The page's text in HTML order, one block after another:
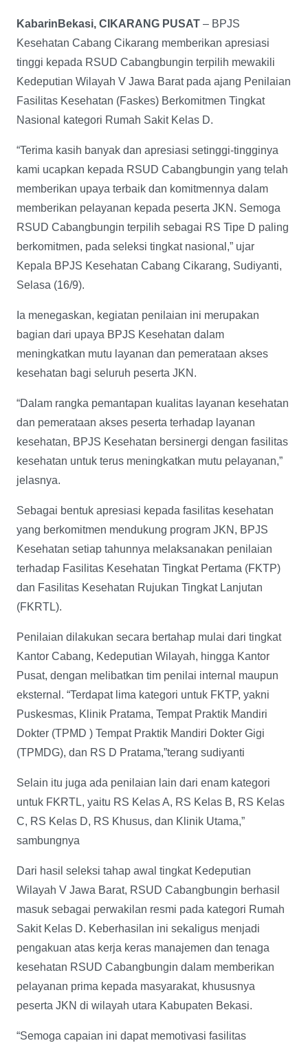
KabarinBekasi, CIKARANG PUSAT – BPJS
Kesehatan Cabang Cikarang memberikan apresiasi
tinggi kepada RSUD Cabangbungin terpilih mewakili
Kedeputian Wilayah V Jawa Barat pada ajang Penilaian
Fasilitas Kesehatan (Faskes) Berkomitmen Tingkat
Nasional kategori Rumah Sakit Kelas D.
“Terima kasih banyak dan apresiasi setinggi-tingginya
kami ucapkan kepada RSUD Cabangbungin yang telah
memberikan upaya terbaik dan komitmennya dalam
memberikan pelayanan kepada peserta JKN. Semoga
RSUD Cabangbungin terpilih sebagai RS Tipe D paling
berkomitmen, pada seleksi tingkat nasional,” ujar
Kepala BPJS Kesehatan Cabang Cikarang, Sudiyanti,
Selasa (16/9).
Ia menegaskan, kegiatan penilaian ini merupakan
bagian dari upaya BPJS Kesehatan dalam
meningkatkan mutu layanan dan pemerataan akses
kesehatan bagi seluruh peserta JKN.
“Dalam rangka pemantapan kualitas layanan kesehatan
dan pemerataan akses peserta terhadap layanan
kesehatan, BPJS Kesehatan bersinergi dengan fasilitas
kesehatan untuk terus meningkatkan mutu pelayanan,”
jelasnya.
Sebagai bentuk apresiasi kepada fasilitas kesehatan
yang berkomitmen mendukung program JKN, BPJS
Kesehatan setiap tahunnya melaksanakan penilaian
terhadap Fasilitas Kesehatan Tingkat Pertama (FKTP)
dan Fasilitas Kesehatan Rujukan Tingkat Lanjutan
(FKRTL).
Penilaian dilakukan secara bertahap mulai dari tingkat
Kantor Cabang, Kedeputian Wilayah, hingga Kantor
Pusat, dengan melibatkan tim penilai internal maupun
eksternal. “Terdapat lima kategori untuk FKTP, yakni
Puskesmas, Klinik Pratama, Tempat Praktik Mandiri
Dokter (TPMD ) Tempat Praktik Mandiri Dokter Gigi
(TPMDG), dan RS D Pratama,”terang sudiyanti
Selain itu juga ada penilaian lain dari enam kategori
untuk FKRTL, yaitu RS Kelas A, RS Kelas B, RS Kelas
C, RS Kelas D, RS Khusus, dan Klinik Utama,”
sambungnya
Dari hasil seleksi tahap awal tingkat Kedeputian
Wilayah V Jawa Barat, RSUD Cabangbungin berhasil
masuk sebagai perwakilan resmi pada kategori Rumah
Sakit Kelas D. Keberhasilan ini sekaligus menjadi
pengakuan atas kerja keras manajemen dan tenaga
kesehatan RSUD Cabangbungin dalam memberikan
pelayanan prima kepada masyarakat, khususnya
peserta JKN di wilayah utara Kabupaten Bekasi.
“Semoga capaian ini dapat memotivasi fasilitas